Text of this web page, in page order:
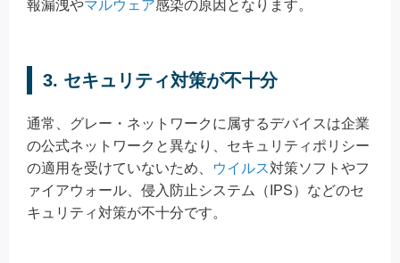
報漏洩やマルウェア感染の原因となります。
3. セキュリティ対策が不十分
通常、グレー・ネットワークに属するデバイスは企業
の公式ネットワークと異なり、セキュリティポリシー
の適用を受けていないため、
ウイルス対策ソフトやフ
ァイアウォール、侵入防止システム（IPS）などのセ
キュリティ対策が不十分です。